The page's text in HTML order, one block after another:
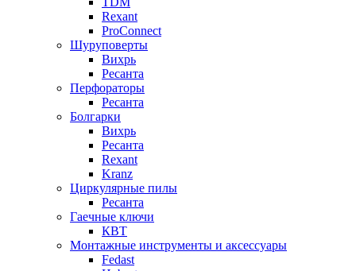
Rexant
ProConnect
Шуруповерты
Вихрь
Ресанта
Перфораторы
Ресанта
Болгарки
Вихрь
Ресанта
Rexant
Kranz
Циркулярные пилы
Ресанта
Гаечные ключи
КВТ
Монтажные инструменты и аксессуары
Fedast